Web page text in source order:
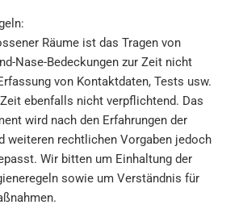
Räume ist das Tragen von
Nase-Bedeckungen zur Zeit nicht
von Kontaktdaten, Tests usw.
ebenfalls nicht verpflichtend. Das
wird nach den Erfahrungen der
weiteren rechtlichen Vorgaben jedoch
Wir bitten um Einhaltung der
sowie um Verständnis für